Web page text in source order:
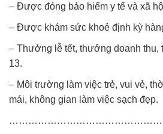
– Được đóng bảo hiểm y tế và xã
– Được khám sức khoẻ định kỳ
– Thưởng lễ tết, thưởng doanh
13.
– Môi trường làm việc trẻ, vui vẻ,
mái, không gian làm việc sạch đẹp.